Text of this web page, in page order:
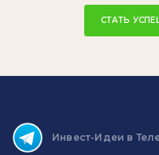
СТАТЬ
Инвест-Идеи в